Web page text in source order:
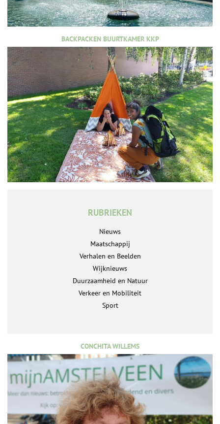
BACKPACKEN BUURTKAMER KKP
RUBRIEKEN
Nieuws
Maatschappij
Verhalen en Beelden
Wijknieuws
Duurzaamheid en Natuur
Verkeer en Mobiliteit
Sport
CONCHITA WILLEMS